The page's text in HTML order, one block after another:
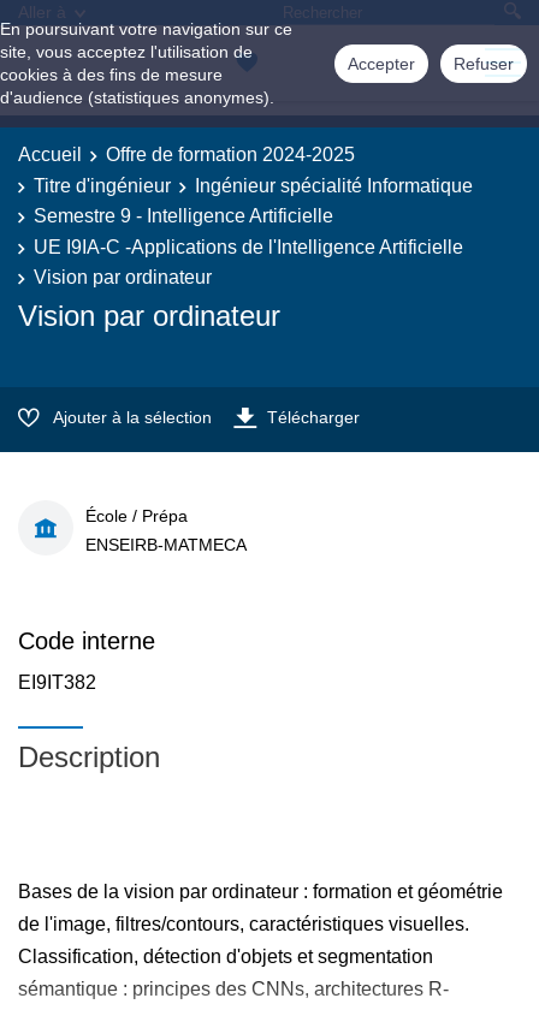
En poursuivant votre navigation sur ce
site, vous acceptez l'utilisation de
cookies à des fins de mesure
d'audience (statistiques anonymes).
Accepter Refuser
Aller à
Accueil
Offre de formation 2024-2025
Titre d'ingénieur
Ingénieur spécialité Informatique
Semestre 9 - Intelligence Artificielle
UE I9IA-C -Applications de l'Intelligence Artificielle
Vision par ordinateur
Vision par ordinateur
Ajouter à la sélection Télécharger
École / Prépa
ENSEIRB-MATMECA
Code interne
EI9IT382
Description
Bases de la vision par ordinateur : formation et géométrie
de l'image, filtres/contours, caractéristiques visuelles.
Classification, détection d'objets et segmentation
sémantique : principes des CNNs, architectures R-